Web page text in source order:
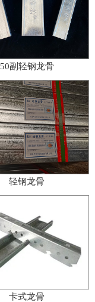
50副轻钢龙骨
轻钢龙骨
卡式龙骨